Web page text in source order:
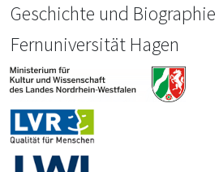
Geschichte und
Fernuniversität Hagen